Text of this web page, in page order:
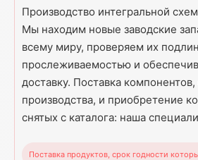
Производство интегральной
Мы находим новые заводские
всему миру, проверяем их
прослеживаемостью и
доставку. Поставка компонентов,
производства, и приобретение
снятых с каталога: наша
Поставка продуктов, срок годности